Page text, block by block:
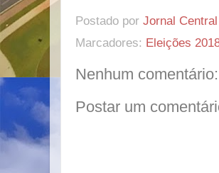
Postado por Jornal
Marcadores: Eleições
Nenhum comentário:
Postar um